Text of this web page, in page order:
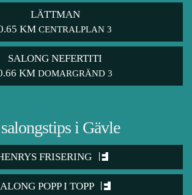
LÄTTMAN
KM CENTRALPLAN 3
SALONG NEFERTITI
KM DOMARGRÄND 3
i Gävle
FRISERING
POPP I TOPP